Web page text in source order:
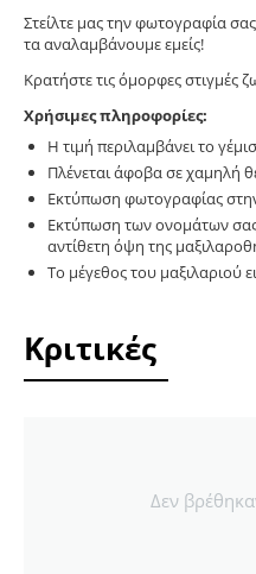
Στείλτε μας την φωτογραφία
τα αναλαμβάνουμε εμείς!
Κρατήστε τις όμορφες
Χρήσιμες πληροφορίες:
Η τιμή περιλαμβάνει το
Πλένεται άφοβα σε χαμηλή
Εκτύπωση φωτογραφίας
Εκτύπωση των ονομάτων
αντίθετη όψη της
Το μέγεθος του μαξιλαριού
Κριτικές
Δεν